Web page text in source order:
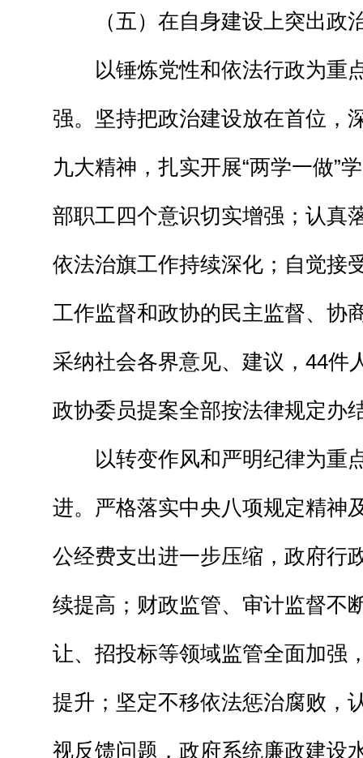
（五）在自身建设上突出政
以锤炼党性和依法行政为重
强。坚持把政治建设放在首位，
九大精神，扎实开展“两学一做”
部职工四个意识切实增强；认真
依法治旗工作持续深化；自觉接
工作监督和政协的民主监督、协
采纳社会各界意见、建议，44件
政协委员提案全部按法律规定办
以转变作风和严明纪律为重
进。严格落实中央八项规定精神
公经费支出进一步压缩，政府行
续提高；财政监管、审计监督不
让、招投标等领域监管全面加强
提升；坚定不移依法惩治腐败，
视反馈问题，政府系统廉政建设